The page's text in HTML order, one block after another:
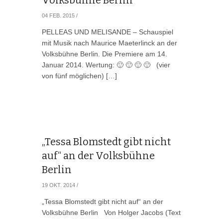
04 FEB. 2015 /
PELLEAS UND MELISANDE – Schauspiel
mit Musik nach Maurice Maeterlinck an der
Volksbühne Berlin. Die Premiere am 14.
Januar 2014. Wertung: 🙂 🙂 🙂 🙂 (vier
von fünf möglichen) […]
„Tessa Blomstedt gibt nicht
auf“ an der Volksbühne
Berlin
19 OKT. 2014 /
„Tessa Blomstedt gibt nicht auf“ an der
Volksbühne Berlin Von Holger Jacobs (Text